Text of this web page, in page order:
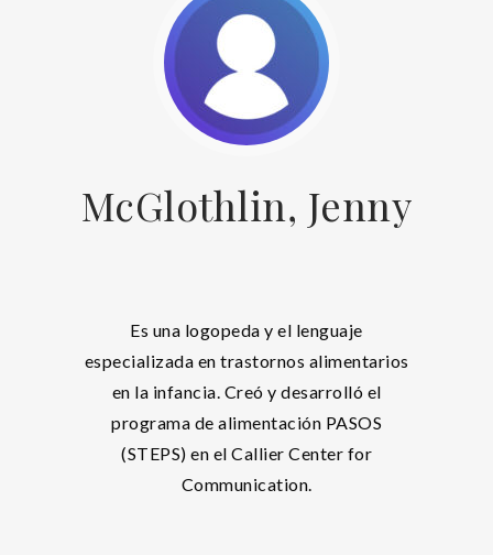
McGlothlin, Jenny
Es una logopeda y el lenguaje
especializada en trastornos alimentarios
en la infancia. Creó y desarrolló el
programa de alimentación PASOS
(STEPS) en el Callier Center for
Communication.